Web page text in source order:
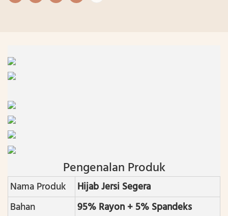
Pengenalan Produk
Nama Produk
Hijab Jersi Segera
Bahan
95% Rayon + 5% Spandeks